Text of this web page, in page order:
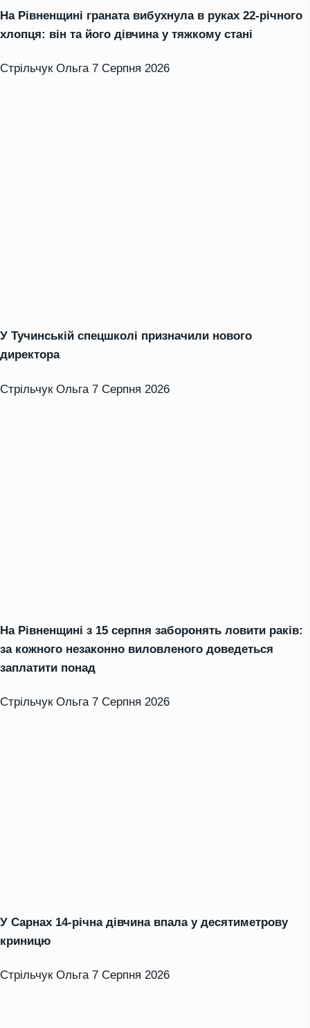
На Рівненщині граната вибухнула в руках 22-річного
хлопця: він та його дівчина у тяжкому стані
Стрільчук Ольга 7 Серпня 2026
У Тучинській спецшколі призначили нового
директора
Стрільчук Ольга 7 Серпня 2026
На Рівненщині з 15 серпня заборонять ловити раків:
за кожного незаконно виловленого доведеться
заплатити понад
Стрільчук Ольга 7 Серпня 2026
У Сарнах 14-річна дівчина впала у десятиметрову
криницю
Стрільчук Ольга 7 Серпня 2026